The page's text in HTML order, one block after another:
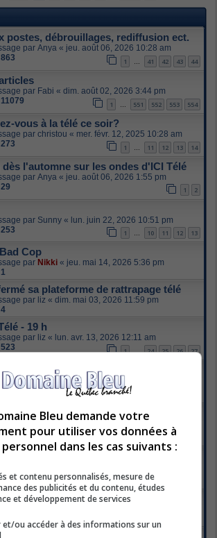
postes, débrouillages, rediffusion ect.
par Anya « jeu. août 06, 2026 10:28 am
863 1 … 41 42 43 44
par Fabi « dim. août 02, 2026 3:44 pm
11079 1 … 551 552 553 554
vous à la télé ce soir?
par christou « mer. févr. 12, 2025 10:28 am
273 1 11 12 13 14
l'automne sur les ondes d'ICI Télé
par Anya « jeu. août 06, 2026 1:55 pm
29 1 2
par Sunny « lun. juin 22, 2026 10:51 pm
253 1 … 10 11 12 13
Cop
par Nikki « jeu. mai 14, 2026 5:36 pm
1
sa plateforme de rattrapage télé
par liz « dim. mai 03, 2026 11:59 pm
4
- 19 h
par liz « lun. avr. 13, 2026 12:11 am
523 1 … 24 25 26 27
parchien-loup«
mer. mars 25, 2026 7:19 pm
220 1
419 1 … 18 19
de la télé
1588 1 … 77
- Janvier 2026 - TVA
Bleu demande votre
pour utiliser vos données à
dans les cas suivants :
et contenu personnalisés, mesure de
des publicités et du contenu, études
et développement de services
et/ou accéder à des informations sur un